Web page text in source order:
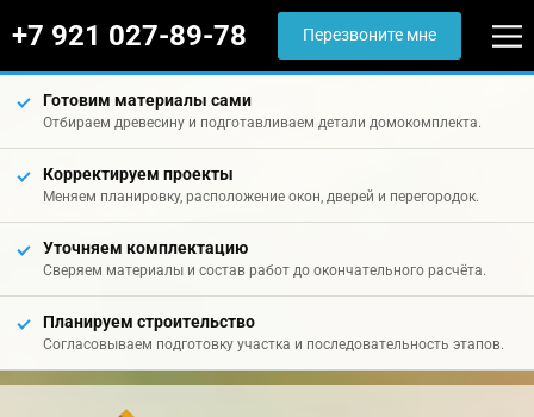
+7 921 027-89-78 Перезвоните мне
Готовим материалы сами
Отбираем древесину и подготавливаем детали домокомплекта.
Корректируем проекты
Меняем планировку, расположение окон, дверей и перегородок.
Уточняем комплектацию
Сверяем материалы и состав работ до окончательного расчёта.
Планируем строительство
Согласовываем подготовку участка и последовательность этапов.